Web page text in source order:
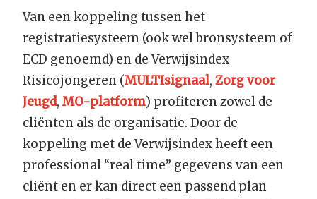
Van een koppeling tussen het
registratiesysteem (ook wel bronsysteem of
ECD genoemd) en de Verwijsindex
Risicojongeren (MULTIsignaal, Zorg voor
Jeugd, MO-platform) profiteren zowel de
cliënten als de organisatie. Door de
koppeling met de Verwijsindex heeft een
professional “real time” gegevens van een
cliënt en er kan direct een passend plan